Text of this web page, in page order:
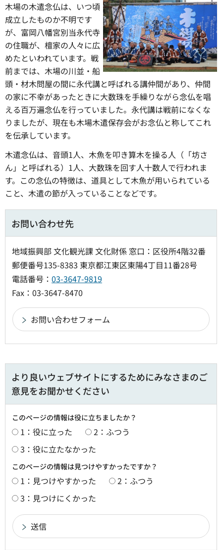
木場の木遣念仏は、いつ頃
成立したものか不明です
が、富岡八幡宮別当永代寺
の住職が、檀家の人々に広
めたといわれています。戦
前までは、木場の川並・船
頭・材木問屋の間に永代講と呼ばれる講仲間があり、仲間
の家に不幸があったときに大数珠を手繰りながら念仏を唱
える百万遍念仏を行っていました。永代講は戦前になくな
りましたが、現在も木場木遣保存会がお念仏と称してこれ
を伝承しています。
木遣念仏は、音頭1人、木魚を叩き算木を操る人（「坊さ
ん」と呼ばれる）1人、大数珠を回す人十数人で行われま
す。この念仏の特徴は、道具として木魚が用いられている
こと、木遣の節が入っていることなどです。
お問い合わせ先
地域振興部 文化観光課 文化財係 窓口：区役所4階32番
郵便番号135-8383 東京都江東区東陽4丁目11番28号
電話番号： 03-3647-9819
Fax：03-3647-8470
より良いウェブサイトにするためにみなさまのご
意見をお聞かせください
このページの情報は役に立ちましたか？
1：役に立った
2：ふつう
3：役に立たなかった
このページの情報は見つけやすかったですか？
1：見つけやすかった
2：ふつう
3：見つけにくかった